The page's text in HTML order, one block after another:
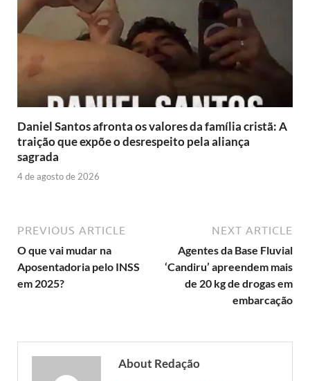
Daniel Santos afronta os valores da família cristã: A
traição que expõe o desrespeito pela aliança
sagrada
4 de agosto de 2026
PREVIOUS ARTICLE
O que vai mudar na
Aposentadoria pelo INSS
em 2025?
NEXT ARTICLE
Agentes da Base Fluvial
‘Candiru’ apreendem mais
de 20 kg de drogas em
embarcação
About Redação